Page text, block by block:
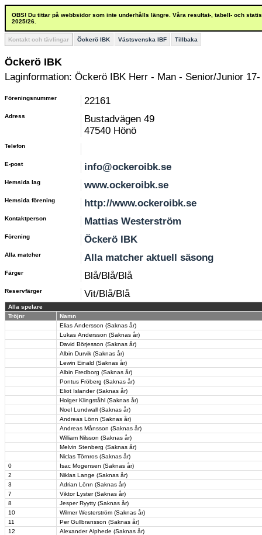
OBS! Du tittar på webbsidor som inte underhålls längre. Våra resultat-, tabell- och
2025/26.
Kontakt och tävlingar Öckerö IBK Västsvenska IBF Tillbaka
Öckerö IBK
Laginformation: Öckerö IBK Herr - Man - Senior/Junior
Föreningsnummer 22161
Adress
Bustadvägen 49
47540 Hönö
Telefon
E-post info@ockeroibk.se
Hemsida lag www.ockeroibk.se
Hemsida förening http://www.ockeroibk.se
Kontaktperson Mattias Westerström
Förening Öckerö IBK
Alla matcher Alla matcher aktuell säsong
Färger Blå/Blå/Blå
Reservfärger Vit/Blå/Blå
Alla spelare
Tröjnr
Namn
Elias Andersson (Saknas år)
Lukas Andersson (Saknas år)
David Börjesson (Saknas år)
Albin Durvik (Saknas år)
Lewin Einald (Saknas år)
Albin Fredborg (Saknas år)
Pontus Fröberg (Saknas år)
Eliot Islander (Saknas år)
Holger Klingståhl (Saknas år)
Noel Lundwall (Saknas år)
Andreas Lönn (Saknas år)
Andreas Månsson (Saknas år)
William Nilsson (Saknas år)
Melvin Stenberg (Saknas år)
Niclas Törnros (Saknas år)
0
Isac Mogensen (Saknas år)
2
Niklas Lange (Saknas år)
3
Adrian Lönn (Saknas år)
7
Viktor Lyster (Saknas år)
8
Jesper Ryytty (Saknas år)
10
Wilmer Westerström (Saknas år)
11
Per Gullbransson (Saknas år)
12
Alexander Alphede (Saknas år)